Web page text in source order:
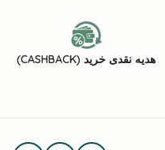
هدیه نقدی خرید (CASHBACK)